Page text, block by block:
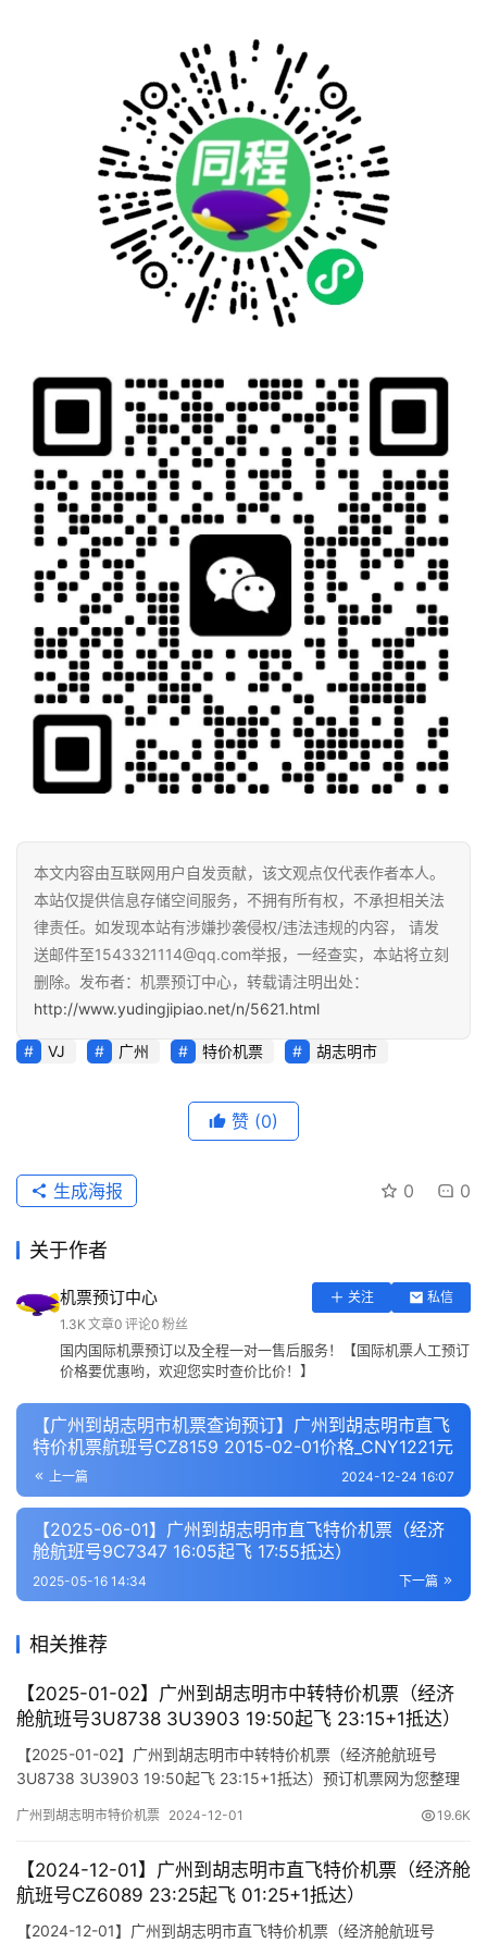
本文内容由互联网用户自发贡献，该文观点仅代表作者本人。
本站仅提供信息存储空间服务，不拥有所有权，不承担相关法
律责任。如发现本站有涉嫌抄袭侵权/违法违规的内容， 请发
送邮件至1543321114@qq.com举报，一经查实，本站将立刻
删除。发布者：机票预订中心，转载请注明出处：
http://www.yudingjipiao.net/n/5621.html
VJ 广州 特价机票 胡志明市
赞 (0)
0 0
生成海报
关于作者
机票预订中心 关注
私信
1.3K 文章0 评论0 粉丝
国内国际机票预订以及全程一对一售后服务！【国际机票人工预订
价格要优惠哟，欢迎您实时查价比价！】
【广州到胡志明市机票查询预订】广州到胡志明市直飞
特价机票航班号CZ8159 2015-02-01价格_CNY1221元
上一篇 2024-12-24 16:07
【2025-06-01】广州到胡志明市直飞特价机票（经济
舱航班号9C7347 16:05起飞 17:55抵达）
下一篇
2025-05-16 14:34
相关推荐
【2025-01-02】广州到胡志明市中转特价机票（经济
舱航班号3U8738 3U3903 19:50起飞 23:15+1抵达）
【2025-01-02】广州到胡志明市中转特价机票（经济舱航班号
3U8738 3U3903 19:50起飞 23:15+1抵达）预订机票网为您整理
您行程确认，请尽快通知我方操作占位，相关税费需以出票当天为
广州到胡志明市特价机票 2024-12-01 19.6K
【2024-12-01】广州到胡志明市直飞特价机票（经济舱
航班号CZ6089 23:25起飞 01:25+1抵达）
【2024-12-01】广州到胡志明市直飞特价机票（经济舱航班号